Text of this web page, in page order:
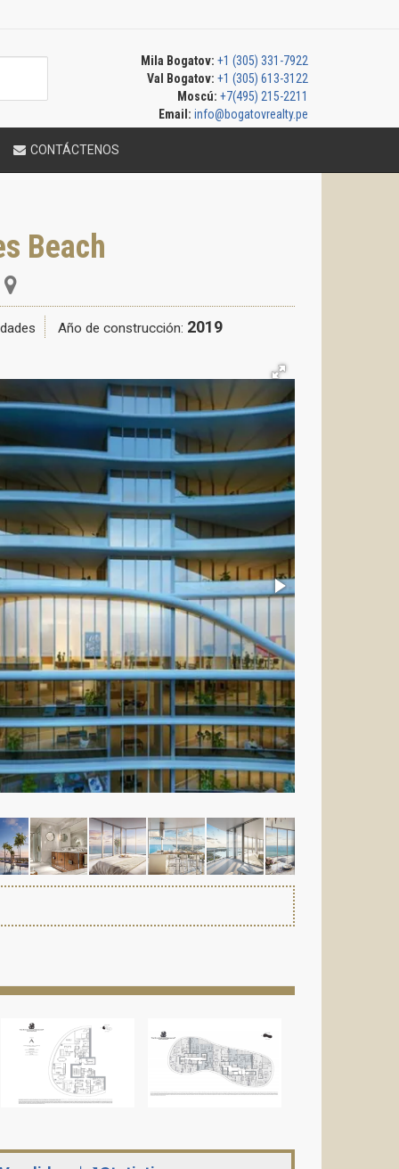
Mila Bogatov: +1 (305) 331-7922
Val Bogatov: +1 (305) 613-3122
Moscú: +7(495) 215-2211
Email: info@bogatovrealty.pe
CONTÁCTENOS
Beach
Año de construcción: 2019